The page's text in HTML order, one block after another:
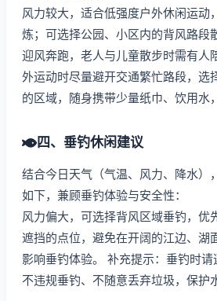
风力较大，适合低强度户外休闲运动
炼；可选择公园、小区内的背风路段
迎风奔跑，老人与儿童散步时需有人
外运动时尽量避开交通繁忙路段，选
的区域，随身携带少量纸巾、饮用水
四、垂钓休闲建议
结合今日天气（气温、风力、降水）
如下，兼顾垂钓体验与安全性：
风力偏大，可选择背风区域垂钓，优
遮挡的点位，避免在开阔的江边、湖
影响垂钓体验。 补充提示：垂钓时请
不违规垂钓、不随意丢弃垃圾，保护